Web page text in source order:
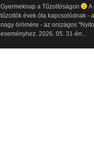
Gyermeknap a Tűzoltóságon
A
tűzoltók évek óta kapcsolódnak -
nagy örömére - az országos
eseményhez. 2026. 05. 31-én...